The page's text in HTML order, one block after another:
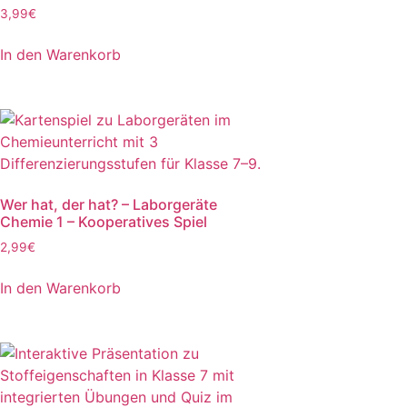
3,99€
In den Warenkorb
Wer hat, der hat? – Laborgeräte
Chemie 1 – Kooperatives Spiel
2,99€
In den Warenkorb